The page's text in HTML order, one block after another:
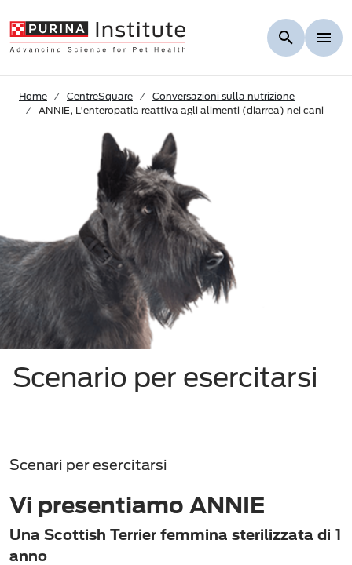
Home CentreSquare
Conversazioni sulla nutrizione
ANNIE, L'enteropatia reattiva agli alimenti (diarrea) nei cani
Scenario per esercitarsi
Scenari per esercitarsi
Vi presentiamo ANNIE
Una Scottish Terrier femmina sterilizzata di 1
anno